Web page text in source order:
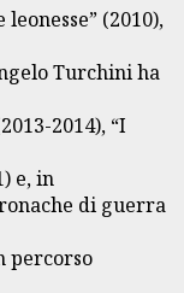
(2010),
Turchini ha
2014), “I
e, in
di guerra
percorso